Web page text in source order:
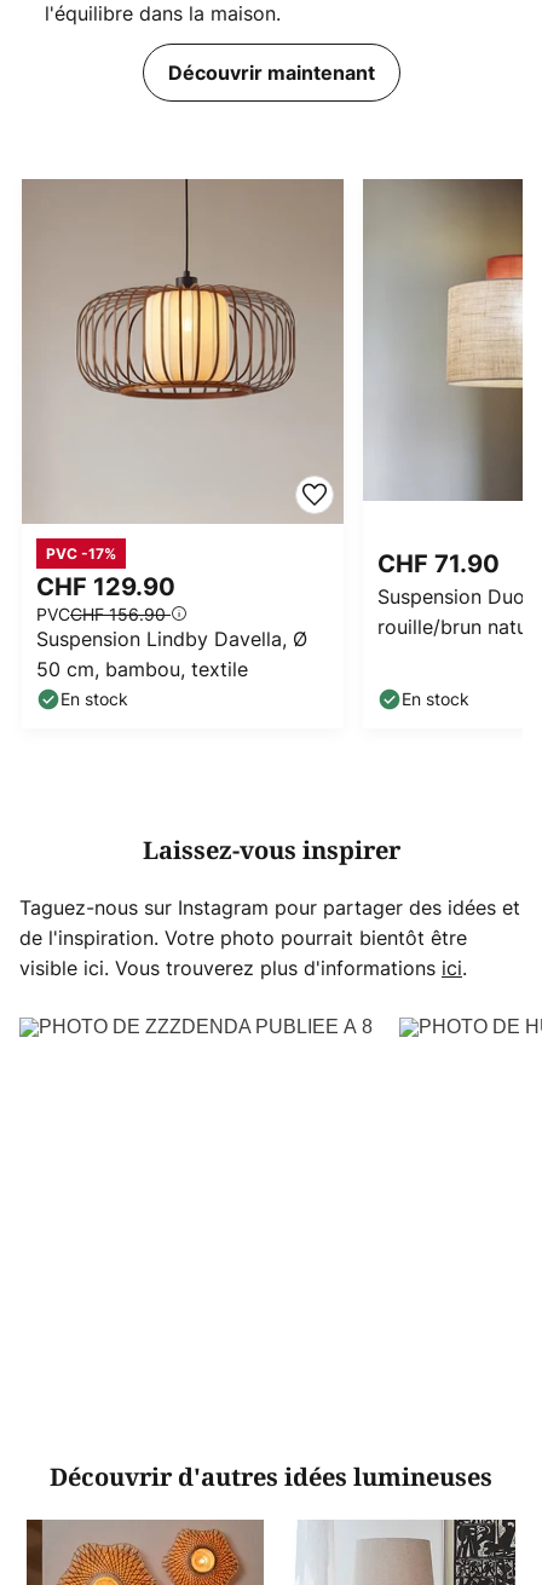
l'équilibre dans la maison.
Découvrir maintenant
CHF 129.90
PVCCHF 156.90
PVC -17%
Suspension Lindby Davella, Ø
50 cm, bambou, textile
En stock
CHF 71.90
Suspension
rouille/brun
En stock
Laissez-vous inspirer
Taguez-nous sur Instagram pour partager des idées et
de l'inspiration. Votre photo pourrait bientôt être
visible ici. Vous trouverez plus d'informations ici.
Découvrir d'autres idées lumineuses